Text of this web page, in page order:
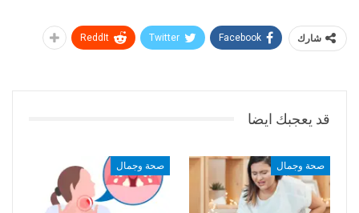
شارك Facebook
Twitter
ReddIt
قد يعجبك ايضا
صحة وجمال صحة وجمال